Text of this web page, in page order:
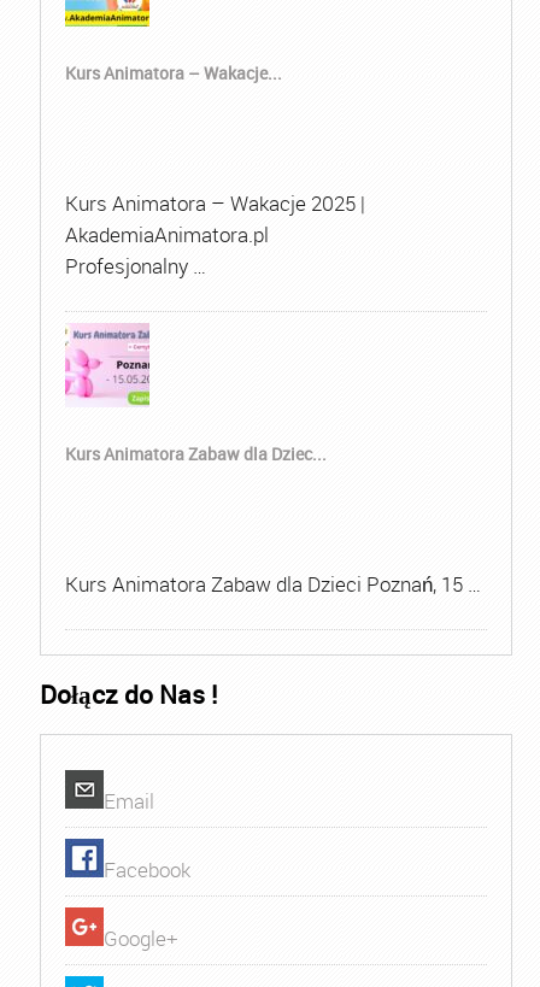
Kurs Animatora – Wakacje...
Kurs Animatora – Wakacje 2025 |
AkademiaAnimatora.pl
Profesjonalny …
Kurs Animatora Zabaw dla Dziec...
Kurs Animatora Zabaw dla Dzieci Poznań, 15 …
Dołącz do Nas !
Email
Facebook
Google+